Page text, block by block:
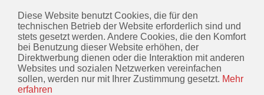
MERKEN DETAILS
KONTAKT
INFORMATIONEN
Diese Website benutzt Cookies, die für den
technischen Betrieb der Website erforderlich sind und
stets gesetzt werden. Andere Cookies, die den Komfort
bei Benutzung dieser Website erhöhen, der
Direktwerbung dienen oder die Interaktion mit anderen
Websites und sozialen Netzwerken vereinfachen
sollen, werden nur mit Ihrer Zustimmung gesetzt. Mehr
erfahren